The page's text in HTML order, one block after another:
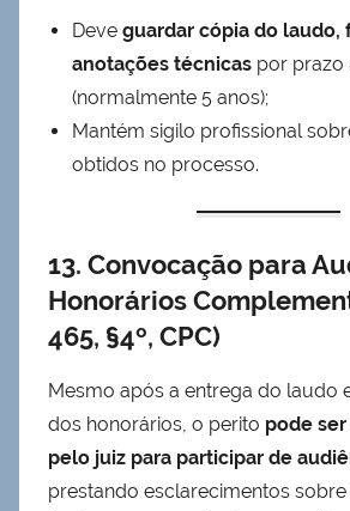
Deve guardar cópia do laudo,
anotações técnicas por prazo
(normalmente 5 anos);
Mantém sigilo profissional
obtidos no processo.
13. Convocação para
Honorários
465, §4º, CPC)
Mesmo após a entrega do laudo
dos honorários, o perito pode
pelo juiz para participar de
prestando esclarecimentos